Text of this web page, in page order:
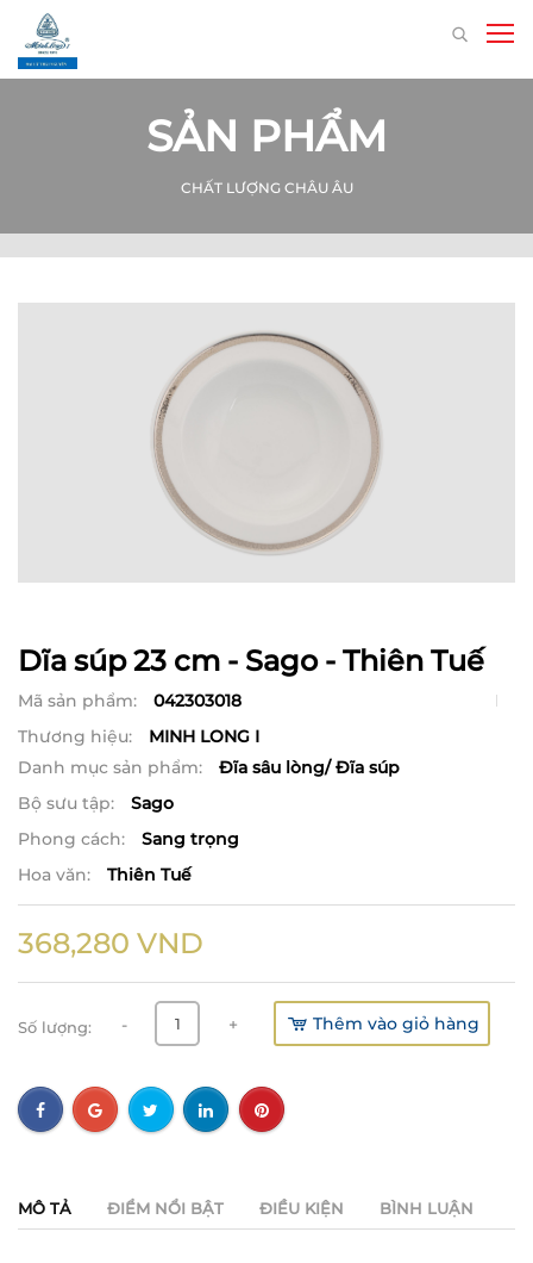
SẢN PHẨM
CHẤT LƯỢNG CHÂU ÂU
Dĩa súp 23 cm - Sago - Thiên Tuế
Mã sản phẩm:
042303018
Thương hiệu:
MINH LONG I
Danh mục sản phẩm:
Đĩa sâu lòng/ Đĩa súp
Bộ sưu tập:
Sago
Phong cách:
Sang trọng
Hoa văn:
Thiên Tuế
368,280 VND
Số lượng: - + Thêm vào giỏ hàng
MÔ TẢ ĐIỂM NỔI BẬT ĐIỀU KIỆN BÌNH LUẬN